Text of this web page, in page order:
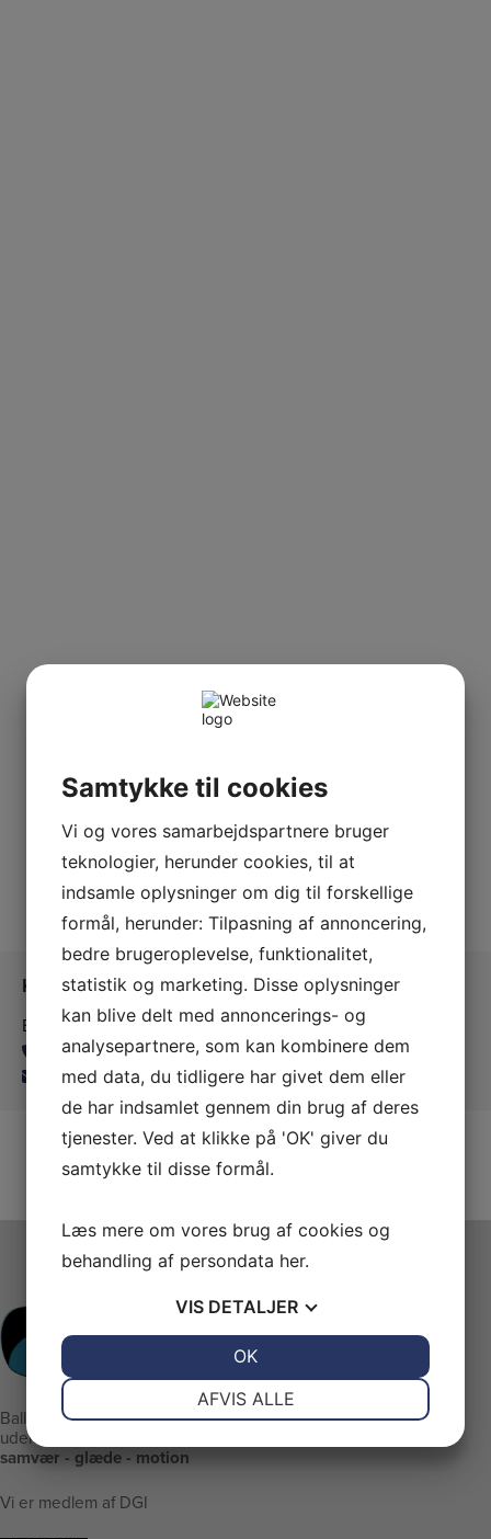
Kontakt os
Ballerup Linedance
24815139
balleruplinedance@gmail.com
Ballerup Linedance er klubben
uden stræben men med:
samvær - glæde - motion
Vi er medlem af DGI
Samtykke til cookies
Vi og vores samarbejdspartnere bruger
teknologier, herunder cookies, til at
indsamle oplysninger om dig til forskellige
formål, herunder: Tilpasning af annoncering,
bedre brugeroplevelse, funktionalitet,
statistik og marketing. Disse oplysninger
kan blive delt med annoncerings- og
analysepartnere, som kan kombinere dem
med data, du tidligere har givet dem eller
de har indsamlet gennem din brug af deres
tjenester. Ved at klikke på 'OK' giver du
samtykke til disse formål.
Læs mere om vores brug af cookies og
behandling af persondata her.
VIS DETALJER
MARKETING
AFVIS ALLE
OK